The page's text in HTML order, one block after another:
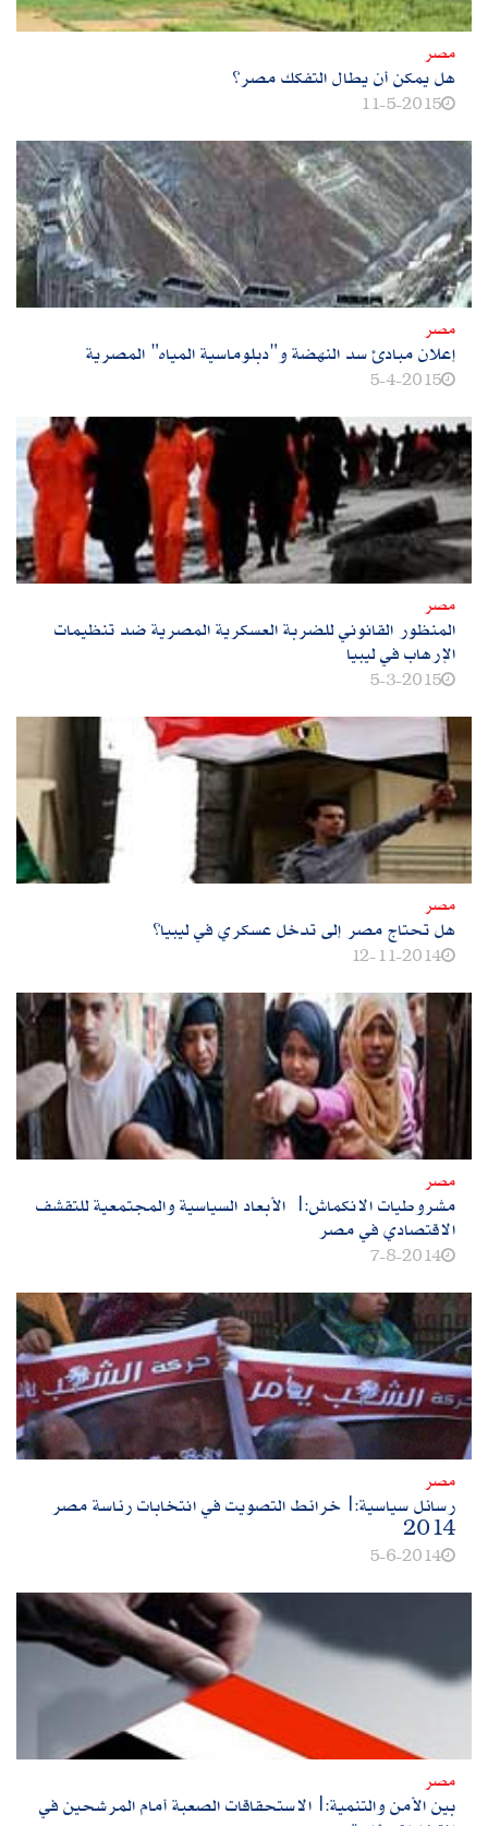
مصر
هل يمكن أن يطال التفكك مصر؟
11-5-2015
مصر
إعلان مبادئ سد النهضة و"دبلوماسية المياه" المصرية
5-4-2015
مصر
المنظور القانوني للضربة العسكرية المصرية ضد تنظيمات
الإرهاب في ليبيا
5-3-2015
مصر
هل تحتاج مصر إلى تدخل عسكري في ليبيا؟
12-11-2014
مصر
مشروطيات الانكماش:| الأبعاد السياسية والمجتمعية للتقشف
الاقتصادي في مصر
7-8-2014
مصر
رسائل سياسية:|خرائط التصويت في انتخابات رئاسة مصر
2014
5-6-2014
مصر
بين الأمن والتنمية:|الاستحقاقات الصعبة أمام المرشحين في